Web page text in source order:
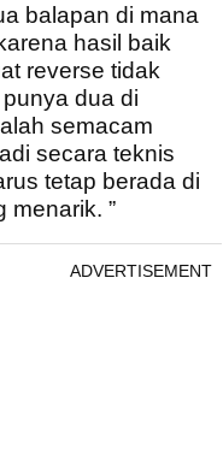
balapan di mana
hasil baik
reverse tidak
dua di
semacam
secara teknis
tetap berada di
menarik. ”
ADVERTISEMENT